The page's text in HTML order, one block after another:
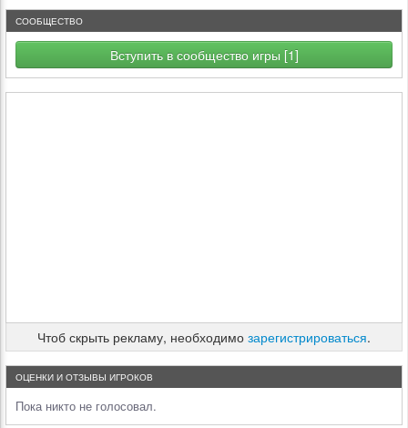
СООБЩЕСТВО
Вступить в сообщество игры [1]
Чтоб скрыть рекламу, необходимо зарегистрироваться.
ОЦЕНКИ И ОТЗЫВЫ ИГРОКОВ
Пока никто не голосовал.